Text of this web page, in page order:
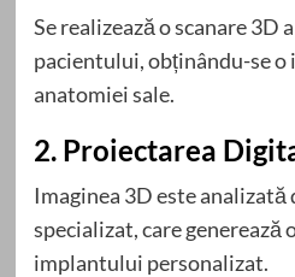
Se realizează o scanare 3D
pacientului, obținându-se o
anatomiei sale.
2. Proiectarea
Imaginea 3D este analizată
specializat, care generează
implantului personalizat.